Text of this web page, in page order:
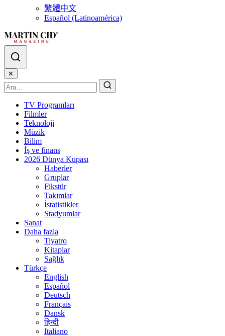
繁體中文
Español (Latinoamérica)
✕
TV Programları
Filmler
Teknoloji
Müzik
Bilim
İş ve finans
2026 Dünya Kupası
Haberler
Gruplar
Fikstür
Takımlar
İstatistikler
Stadyumlar
Sanat
Daha fazla
Tiyatro
Kitaplar
Sağlık
Türkçe
English
Español
Deutsch
Français
Dansk
हिन्दी
Italiano